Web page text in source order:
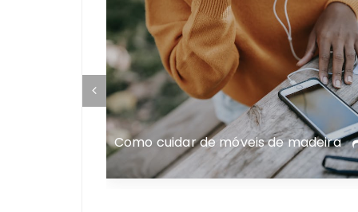
Como cuidar de móveis de madeira